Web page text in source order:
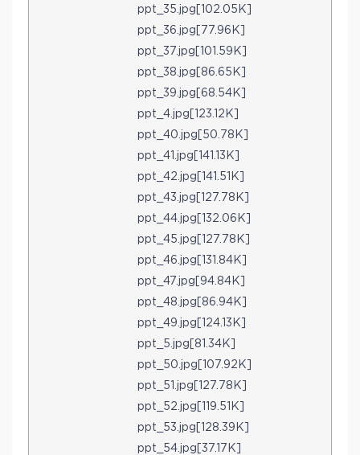
ppt_35.jpg[102.05K]
ppt_36.jpg[77.96K]
ppt_37.jpg[101.59K]
ppt_38.jpg[86.65K]
ppt_39.jpg[68.54K]
ppt_4.jpg[123.12K]
ppt_40.jpg[50.78K]
ppt_41.jpg[141.13K]
ppt_42.jpg[141.51K]
ppt_43.jpg[127.78K]
ppt_44.jpg[132.06K]
ppt_45.jpg[127.78K]
ppt_46.jpg[131.84K]
ppt_47.jpg[94.84K]
ppt_48.jpg[86.94K]
ppt_49.jpg[124.13K]
ppt_5.jpg[81.34K]
ppt_50.jpg[107.92K]
ppt_51.jpg[127.78K]
ppt_52.jpg[119.51K]
ppt_53.jpg[128.39K]
ppt_54.jpg[37.17K]